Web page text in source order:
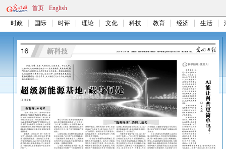
首页 English
时政 国际 时评 理论 文化 科技 教育 经济 生活